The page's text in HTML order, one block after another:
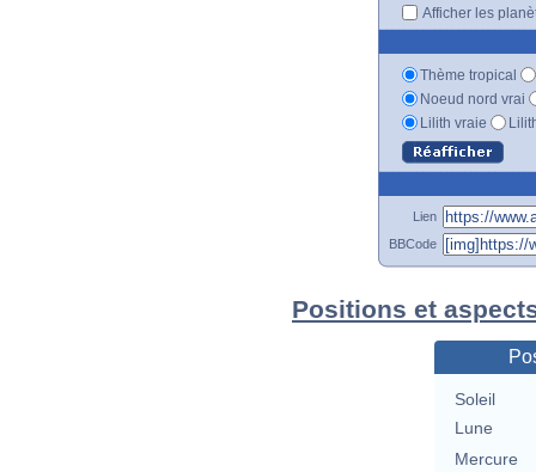
Afficher les
Thème tropical
Noeud nord vrai
Lilith vraie
Lien
BBCode
Positions et
Soleil
Lune
Mercure